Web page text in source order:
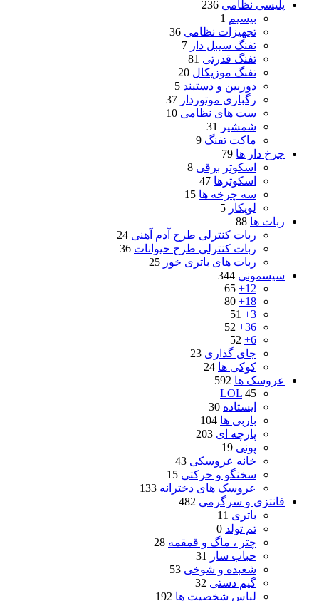
پلیسی نظامی 236
بیسیم 1
تجهیزات نظامی 36
تفنگ سیبل دار 7
تفنگ قدرتی 81
تفنگ موزیکال 20
دوربین و دستبند 5
رگباری موتوردار 37
ست های نظامی 10
شمشیر
31
ماکت تفنگ 9
چرخ دار ها 79
اسکوتر برقی 8
اسکوترها 47
سه چرخه ها 15
لوپکار 5
ربات ها 88
ربات کنترلی طرح آدم آهنی 24
ربات کنترلی طرح حیوانات 36
ربات های باتری خور 25
سیسمونی 344
12+
65
18+
80
3+
51
36+
52
6+
52
جای گذاری 23
کوکی ها 24
عروسک ها 592
LOL 45
ایستاده 30
باربی ها 104
پارچه ای 203
پونی 19
خانه عروسکی 43
سخنگو و حرکتی 15
عروسک های دخترانه 133
فانتزی و سرگرمی 482
باتری 11
تم تولد 0
چتر ، ماگ و قمقمه 28
حباب ساز
31
شعبده و شوخی 53
گیم دستی 32
لباس شخصیت ها 192